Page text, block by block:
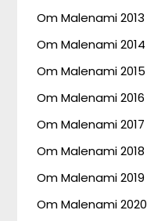
Om Malenami 2013
Om Malenami 2014
Om Malenami 2015
Om Malenami 2016
Om Malenami 2017
Om Malenami 2018
Om Malenami 2019
Om Malenami 2020